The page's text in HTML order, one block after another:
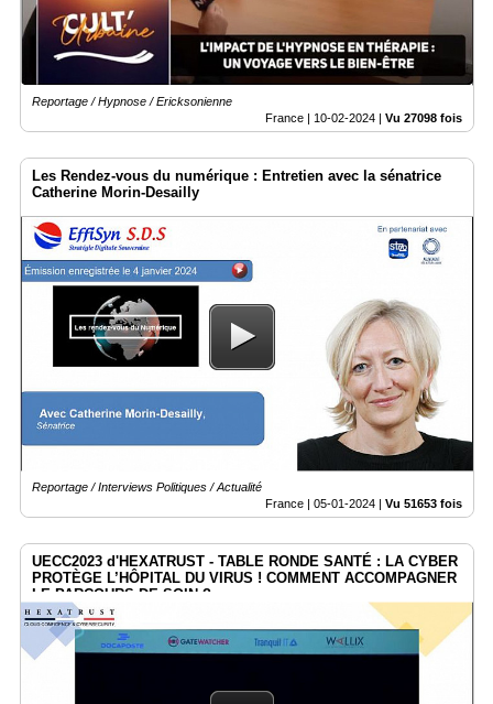
Reportage / Hypnose / Ericksonienne
France | 10-02-2024 Vu 27098 fois
Les Rendez-vous du numérique : Entretien avec la sénatrice
Catherine Morin-Desailly
Reportage / Interviews Politiques / Actualité
France | 05-01-2024 | Vu 51653 fois
UECC2023 d'HEXATRUST - TABLE RONDE SANTÉ : LA CYBER
PROTÈGE L’HÔPITAL DU VIRUS ! COMMENT ACCOMPAGNER
LE PARCOURS DE SOIN ?